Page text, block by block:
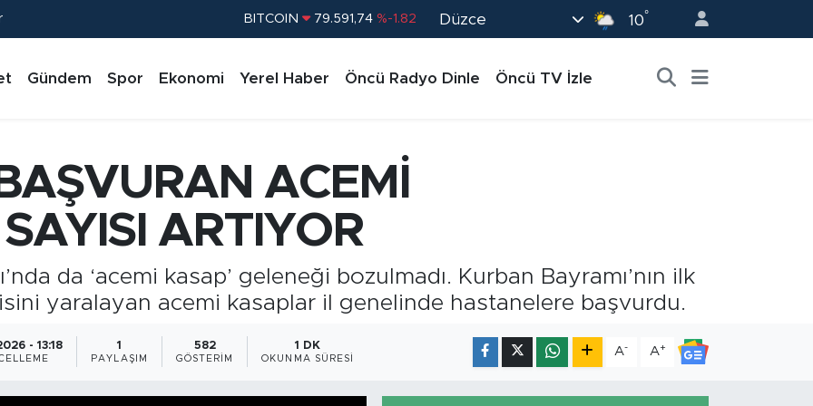
DOLAR 45,43620 %0.02
STERLİN 61,60380 %0.18
BITCOIN 79.591,74 %-1.82
Düzce 10°
Gündem Spor Ekonomi Yerel Haber Öncü Radyo Dinle Öncü TV İzle
ACEMİ
ARTIYOR
da ‘acemi kasap’ geleneği bozulmadı. Kurban Bayramı’nın ilk
yaralayan acemi kasaplar il genelinde hastanelere başvurdu.
- 13:18 1
PAYLAŞIM
582
GÖSTERIM
1 DK
OKUNMA SÜRESI
A- A+